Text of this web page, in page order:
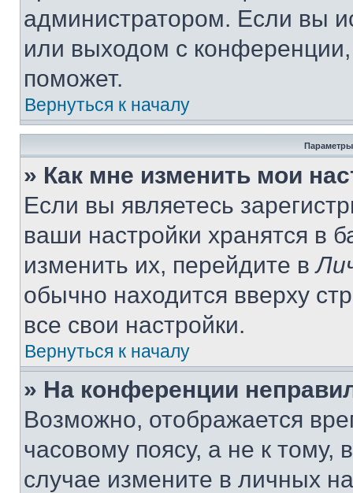
администратором. Если вы
или выходом с
поможет.
Вернуться к началу
Параметры
» Как мне изменить мои
Если вы являетесь
ваши настройки хранятся в
изменить их, перейдите в
обычно находится вверху
все свои настройки.
Вернуться к началу
» На конференции
Возможно, отображается
часовому поясу, а не к тому,
случае измените в личных